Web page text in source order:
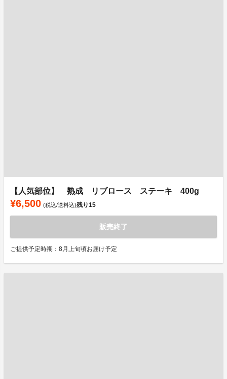
【人気部位】 熟成 リブロース ステーキ 400g
¥6,500 (税込/送料込)残り15
販売終了
ご提供予定時期：8月上旬頃お届け予定